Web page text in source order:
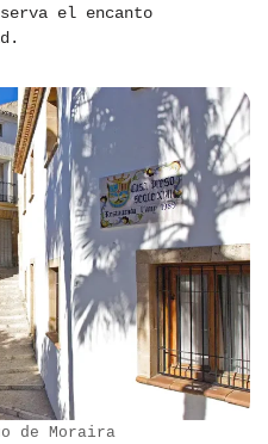
el encanto
de Moraira